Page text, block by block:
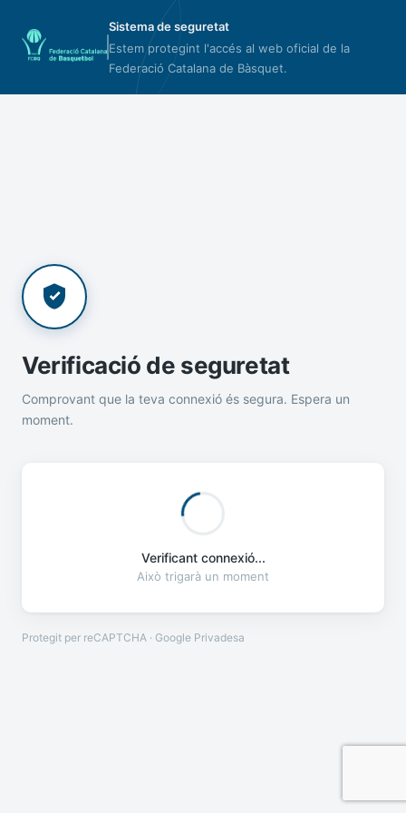
Sistema de seguretat
Estem protegint l'accés al web oficial de la
Federació Catalana de Bàsquet.
Verificació de seguretat
Comprovant que la teva connexió és segura. Espera un
moment.
Verificant connexió...
Això trigarà un moment
Protegit per reCAPTCHA · Google Privadesa